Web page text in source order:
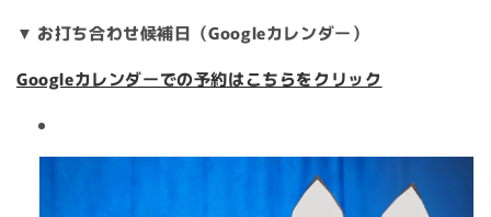
▼ お打ち合わせ候補日（Googleカレンダー）
Googleカレンダーでの予約はこちらをクリック